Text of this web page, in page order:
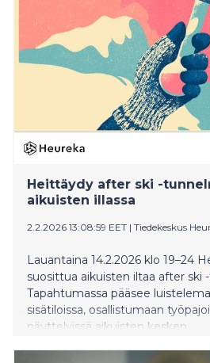
Heittäydy after ski -
aikuisten illassa
2.2.2026 13:08:59 EET | Tiedekeskus
Lauantaina 14.2.2026 klo 19–24
suosittua aikuisten iltaa after ski
Tapahtumassa pääsee
sisätiloissa, osallistumaan
näyttelyissä aikuisten kesken.